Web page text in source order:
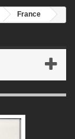
France